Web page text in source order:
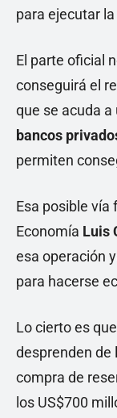
para ejecutar
El parte oficial
conseguirá el
que se acuda a
bancos
permiten
Esa posible vía
Economía Luis
esa operación
para hacerse
Lo cierto es
desprenden de
compra de
los US$700